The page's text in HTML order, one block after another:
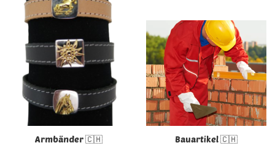
Armbänder 🇨🇭 Bauartikel 🇨🇭